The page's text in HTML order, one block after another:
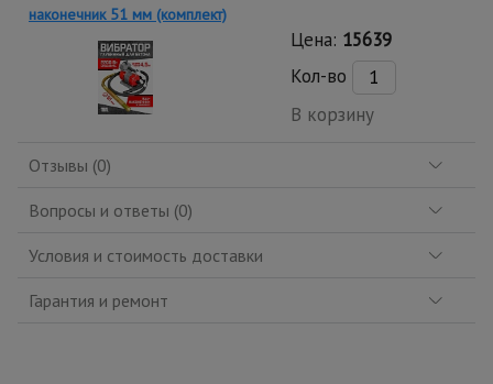
наконечник 51 мм (комплект)
Цена: 15639
Кол-во
В корзину
Отзывы (0)
Вопросы и ответы (0)
Условия и стоимость доставки
Гарантия и ремонт